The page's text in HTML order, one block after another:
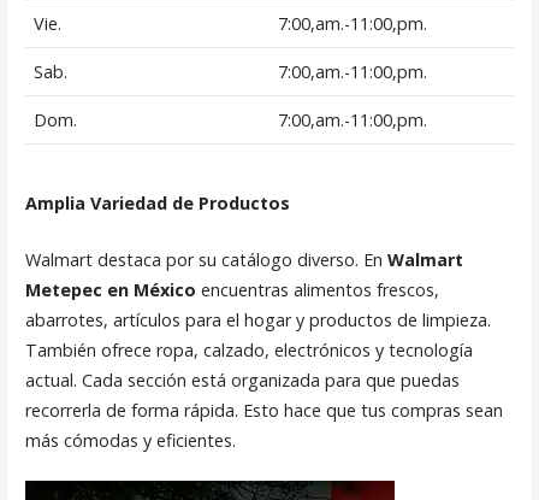
Vie. 7:00,am.-11:00,pm.
Sab. 7:00,am.-11:00,pm.
Dom. 7:00,am.-11:00,pm.
Amplia Variedad de Productos
Walmart destaca por su catálogo diverso. En Walmart
Metepec en México encuentras alimentos frescos,
abarrotes, artículos para el hogar y productos de limpieza.
También ofrece ropa, calzado, electrónicos y tecnología
actual. Cada sección está organizada para que puedas
recorrerla de forma rápida. Esto hace que tus compras sean
más cómodas y eficientes.